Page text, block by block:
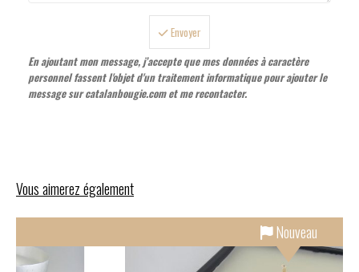
Envoyer
En ajoutant mon message, j’accepte que mes données à caractère
personnel fassent l'objet d'un traitement informatique pour ajouter le
message sur catalanbougie.com et me recontacter.
Vous aimerez également